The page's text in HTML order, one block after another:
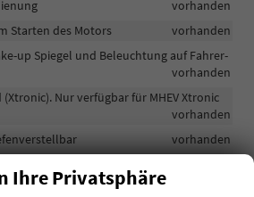
vorhanden
Starten des Motors
vorhanden
up Spiegel und Beleuchtung auf Fahrer-
vorhanden
Nur verfügbar für MHEV Xtronic
vorhanden
vorhanden
Ihre Privatsphäre